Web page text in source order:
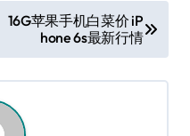
16G苹果手机白菜价 iP
hone 6s最新行情